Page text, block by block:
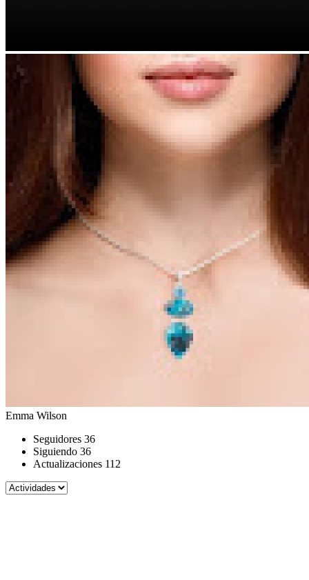
Emma Wilson
Seguidores 36
Siguiendo 36
Actualizaciones 112